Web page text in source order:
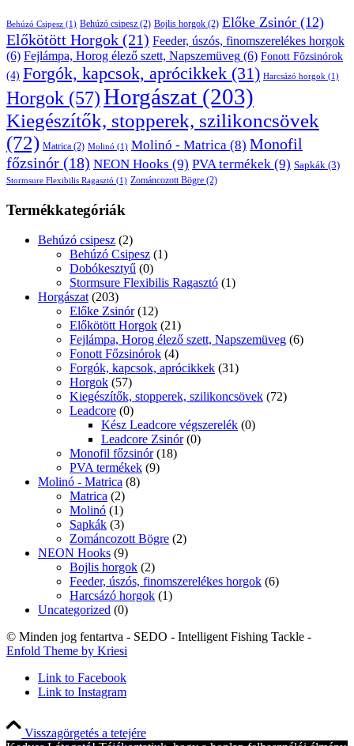
Behúzó Csipesz (1) Behúzó csipesz (2) Bojlis horgok (2) Előke Zsinór (12)
Előkötött Horgok (21) Feeder, úszós, finomszerelékes horgok
(6) Fejlámpa, Horog élező szett, Napszemüveg (6) Fonott Főzsinórok
(4) Forgók, kapcsok, aprócikkek (31) Harcsázó horgok (1)
Horgok (57)Horgászat (203)
Kiegészítők, stopperek, szilikoncsövek
(72) Matrica (2) Molinó (1) Molinó - Matrica (8) Monofil
főzsinór (18) NEON Hooks (9) PVA termékek (9) Sapkák (3)
Stormsure Flexibilis Ragasztó (1) Zománcozott Bögre (2)
Termékkategóriák
Behúzó csipesz (2)
Behúzó Csipesz (1)
Dobókesztyű (0)
Stormsure Flexibilis Ragasztó (1)
Horgászat (203)
Előke Zsinór (12)
Előkötött Horgok (21)
Fejlámpa, Horog élező szett, Napszemüveg (6)
Fonott Főzsinórok (4)
Forgók, kapcsok, aprócikkek (31)
Horgok (57)
Kiegészítők, stopperek, szilikoncsövek (72)
Leadcore (0)
Kész Leadcore végszerelék (0)
Leadcore Zsinór (0)
Monofil főzsinór (18)
PVA termékek (9)
Molinó - Matrica (8)
Matrica (2)
Molinó (1)
Sapkák (3)
Zománcozott Bögre (2)
NEON Hooks (9)
Bojlis horgok (2)
Feeder, úszós, finomszerelékes horgok (6)
Harcsázó horgok (1)
Uncategorized (0)
© Minden jog fentartva - SEDO - Intelligent Fishing Tackle -
Enfold Theme by Kriesi
Link to Facebook
Link to Instagram
Visszagörgetés a tetejére